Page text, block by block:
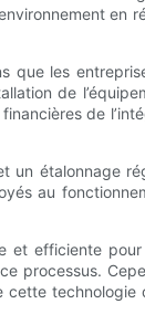
en
que les
de
de
un étalonnage
au
et efficiente pour
processus.
cette technologie